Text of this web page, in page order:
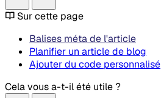
Sur cette page
Balises méta de l'article
Planifier un article de blog
Ajouter du code personnalisé
Cela vous a-t-il été utile ?